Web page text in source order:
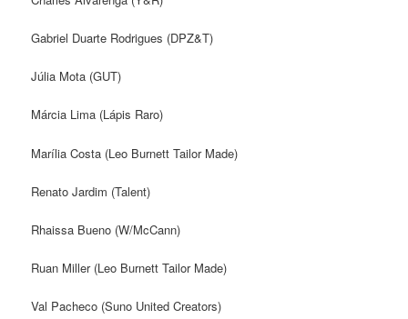
Gabriel Duarte Rodrigues (DPZ&T)
Júlia Mota (GUT)
Márcia Lima (Lápis Raro)
Marília Costa (Leo Burnett Tailor Made)
Renato Jardim (Talent)
Rhaissa Bueno (W/McCann)
Ruan Miller (Leo Burnett Tailor Made)
Val Pacheco (Suno United Creators)